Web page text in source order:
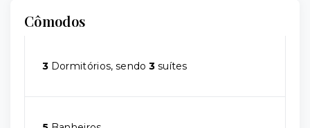
Cômodos
3 Dormitórios, sendo3 suítes